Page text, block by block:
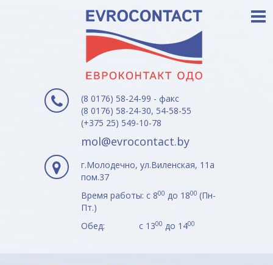
(8 0176) 58-24-99 - факс
(8 0176) 58-24-30, 54-58-55
(+375 25) 549-10-78
mol@evrocontact.by
г.Молодечно, ул.Виленская, 11а
пом.37
Время работы: с 800 до 1800 (Пн-
Пт.)
Обед: с 1300 до 1400